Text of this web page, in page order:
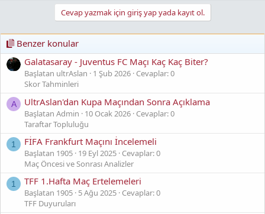
Cevap yazmak için giriş yap yada kayıt ol.
Benzer konular
Galatasaray - Juventus FC Maçı Kaç Kaç Biter?
Başlatan ultrAslan 1 Şub 2026 Cevaplar: 0
Skor Tahminleri
A UltrAslan'dan Kupa Maçından Sonra Açıklama
Başlatan Admin 10 Ocak 2026 Cevaplar: 0
Taraftar Topluluğu
1 FİFA Frankfurt Maçını İncelemeli
Başlatan 1905 19 Eyl 2025 Cevaplar: 0
Maç Öncesi ve Sonrası Analizler
1 TFF 1.Hafta Maç Ertelemeleri
Başlatan 1905 5 Ağu 2025 Cevaplar: 0
TFF Duyuruları